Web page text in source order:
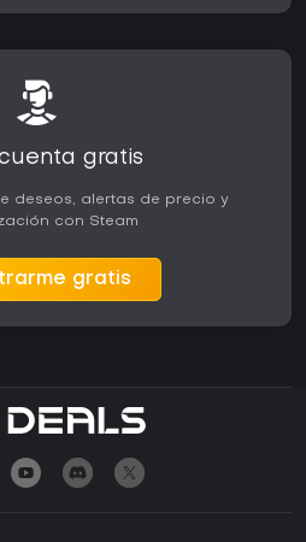
gratis
deseos, alertas de precio y
con Steam
gratis